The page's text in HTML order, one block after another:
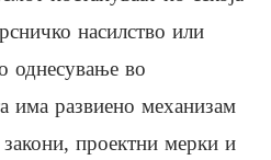
насилство или
однесување во
има развиено механизам
закони, проектни мерки и